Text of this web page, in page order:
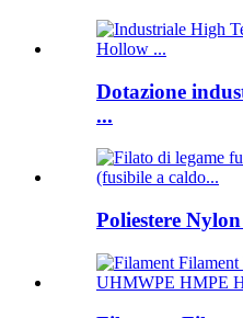
Dotazione
...
Poliestere